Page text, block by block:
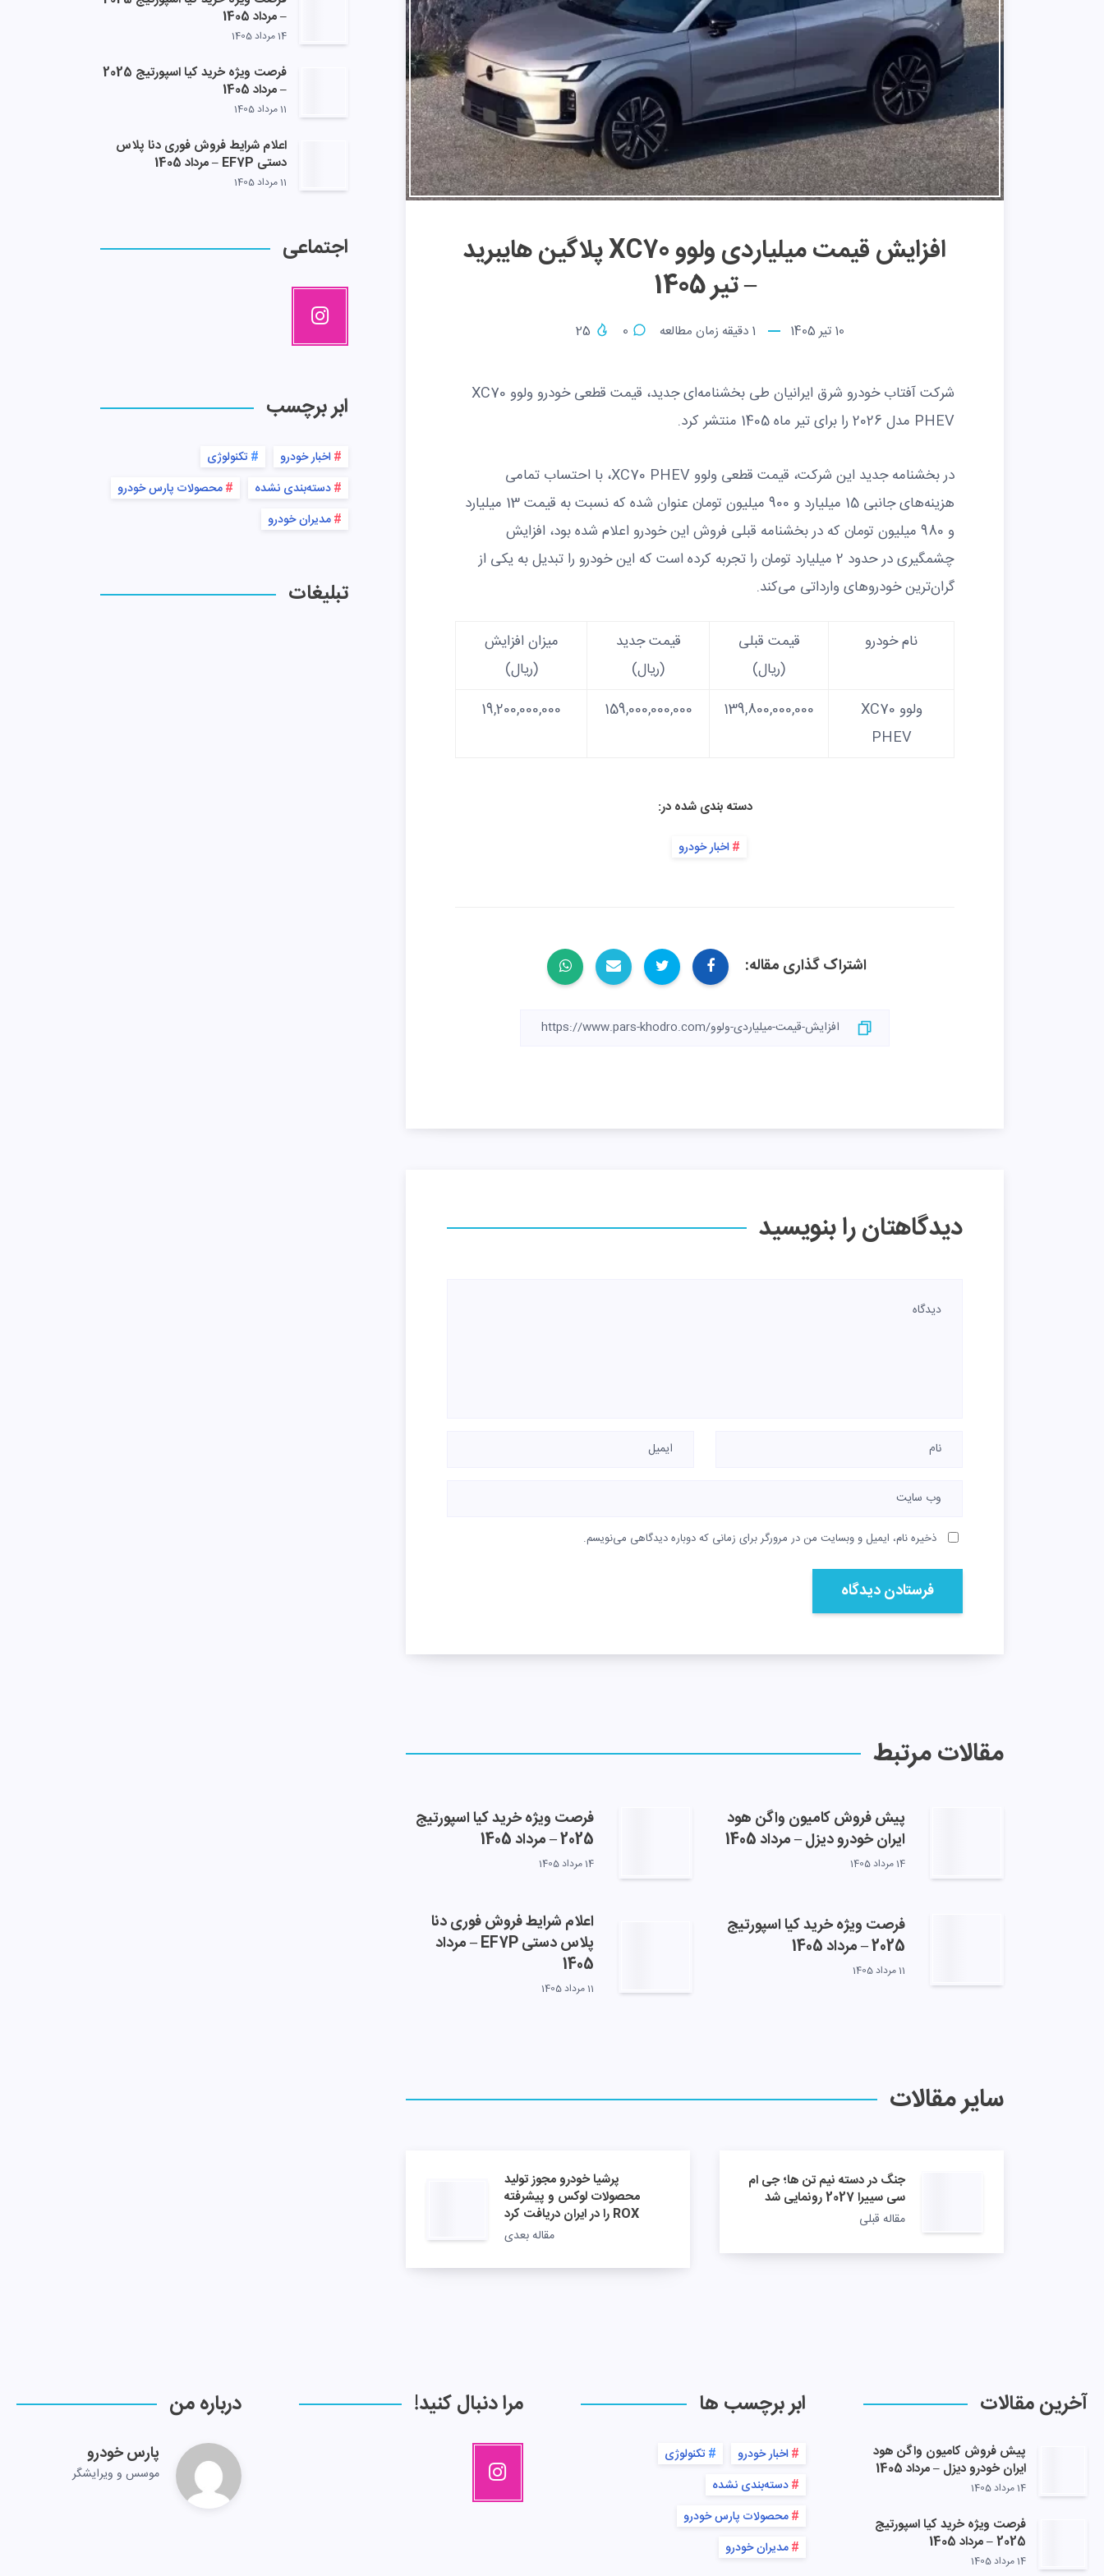
افزایش قیمت میلیاردی ولوو XC70 پلاگین هایبرید
– تیر 1405
10 تیر 1405 1 دقیقه زمان مطالعه 0
شرکت آفتاب خودرو شرق ایرانیان طی بخشنامه‌ای جدید، قیمت قطعی خودرو ولوو XC70
PHEV مدل 2026 را برای تیر ماه 1405 منتشر کرد.
در بخشنامه جدید این شرکت، قیمت قطعی ولوو XC70 PHEV، با احتساب تمامی
هزینه‌های جانبی 15 میلیارد و 900 میلیون تومان عنوان شده که نسبت به قیمت 13 میلیارد
و 980 میلیون تومان که در بخشنامه قبلی فروش این خودرو اعلام شده بود، افزایش
چشمگیری در حدود 2 میلیارد تومان را تجربه کرده است که این خودرو را تبدیل به یکی از
گران‌ترین خودروهای وارداتی می‌کند.
نام خودرو
قیمت قبلی
(ریال)
قیمت جدید
(ریال)
میزان افزایش
(ریال)
ولوو XC70
PHEV
139,800,000,000
159,000,000,000
19,200,000,000
دسته بندی شده در:
اخبار خودرو
اشتراک گذاری مقاله:
دیدگاهتان را بنویسید
ذخیره نام، ایمیل و وبسایت من در مرورگر برای زمانی که دوباره دیدگاهی می‌نویسم.
مقالات مرتبط
پیش فروش کامیون واگن هود
ایران خودرو دیزل – مرداد 1405
14 مرداد 1405
فرصت ویژه خرید کیا اسپورتیج
2025 – مرداد 1405
14 مرداد 1405
فرصت ویژه خرید کیا اسپورتیج
2025 – مرداد 1405
11 مرداد 1405
اعلام شرایط فروش فوری دنا
پلاس دستی EF7P – مرداد
1405
11 مرداد 1405
سایر مقالات
پرشیا خودرو مجوز تولید
محصولات لوکس و پیشرفته
ROX را در ایران دریافت کرد
مقاله بعدی
جنگ در دسته نیم تن ها؛ جی‌ ام‌
سی سییرا 2027 رونمایی شد
مقاله قبلی
– مرداد 1405
14 مرداد 1405
فرصت ویژه خرید کیا اسپورتیج 2025
– مرداد 1405
11 مرداد 1405
اعلام شرایط فروش فوری دنا پلاس
دستی EF7P – مرداد 1405
11 مرداد 1405
اجتماعی
ابر برچسب
اخبار خودرو
تکنولوژی
دسته‌بندی نشده
محصولات پارس خودرو
مدیران خودرو
تبلیغات
آخرین مقالات
پیش فروش کامیون واگن هود
ایران خودرو دیزل – مرداد 1405
14 مرداد 1405
فرصت ویژه خرید کیا اسپورتیج
2025 – مرداد 1405
14 مرداد 1405
ابر برچسب ها
اخبار خودرو
تکنولوژی
دسته‌بندی نشده
محصولات پارس خودرو
مدیران خودرو
مرا دنبال کنید! درباره من
پارس خودرو
موسس و ویرایشگر